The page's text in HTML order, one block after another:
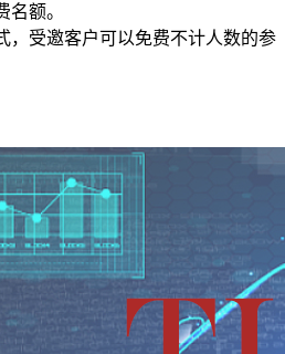
额。
，受邀客户可以免费不计人数的参